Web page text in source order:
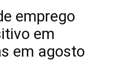
emprego
em
em agosto